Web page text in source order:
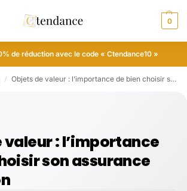
0
de réduction avec le code « Ctendance10 »
/ Objets de valeur : l’importance de bien choisir son assurance habitation
valeur : l’importance
son assurance